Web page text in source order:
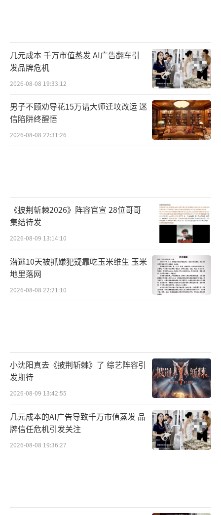
几元成本 千万市值蒸发 AI广告翻车引
发品牌危机
2026-08-08 19:33:12
男子不顾劝导花15万请大师迁坟改运 迷
信陷阱终醒悟
2026-08-08 22:31:26
《披荆斩棘2026》阵容官宣 28位哥哥
集结待发
2026-08-09 13:14:10
潜逃10天被抓嫌犯疑靠吃玉米维生 玉米
地里落网
2026-08-08 22:21:10
小沈阳真去《披荆斩棘》了 综艺阵容引
发期待
2026-08-09 13:42:55
几元成本的AI广告导致千万市值蒸发 品
牌信任危机引发关注
2026-08-08 19:36:27